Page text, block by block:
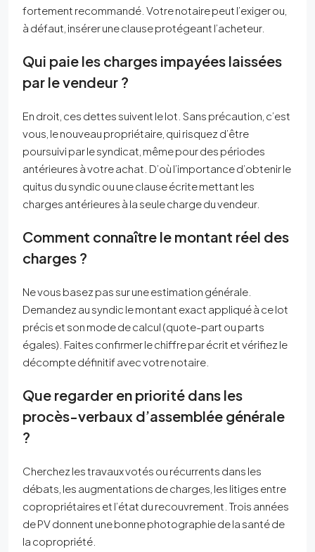
fortement recommandé. Votre notaire peut l’exiger ou,
à défaut, insérer une clause protégeant l’acheteur.
Qui paie les charges impayées laissées
par le vendeur ?
En droit, ces dettes suivent le lot. Sans précaution, c’est
vous, le nouveau propriétaire, qui risquez d’être
poursuivi par le syndicat, même pour des périodes
antérieures à votre achat. D’où l’importance d’obtenir le
quitus du syndic ou une clause écrite mettant les
charges antérieures à la seule charge du vendeur.
Comment connaître le montant réel des
charges ?
Ne vous basez pas sur une estimation générale.
Demandez au syndic le montant exact appliqué à ce lot
précis et son mode de calcul (quote-part ou parts
égales). Faites confirmer le chiffre par écrit et vérifiez le
décompte définitif avec votre notaire.
Que regarder en priorité dans les
procès-verbaux d’assemblée générale
?
Cherchez les travaux votés ou récurrents dans les
débats, les augmentations de charges, les litiges entre
copropriétaires et l’état du recouvrement. Trois années
de PV donnent une bonne photographie de la santé de
la copropriété.